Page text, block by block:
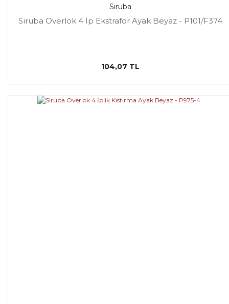
Siruba
Siruba Overlok 4 İp Ekstrafor Ayak Beyaz - P101/F374
104,07 TL